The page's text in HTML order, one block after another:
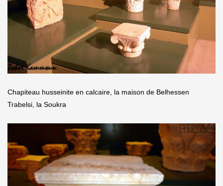
Chapiteau husseinite en calcaire, la maison de Belhessen
Trabelsi, la Soukra